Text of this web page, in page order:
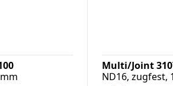
Multi/Joint
ND16, zugfest,